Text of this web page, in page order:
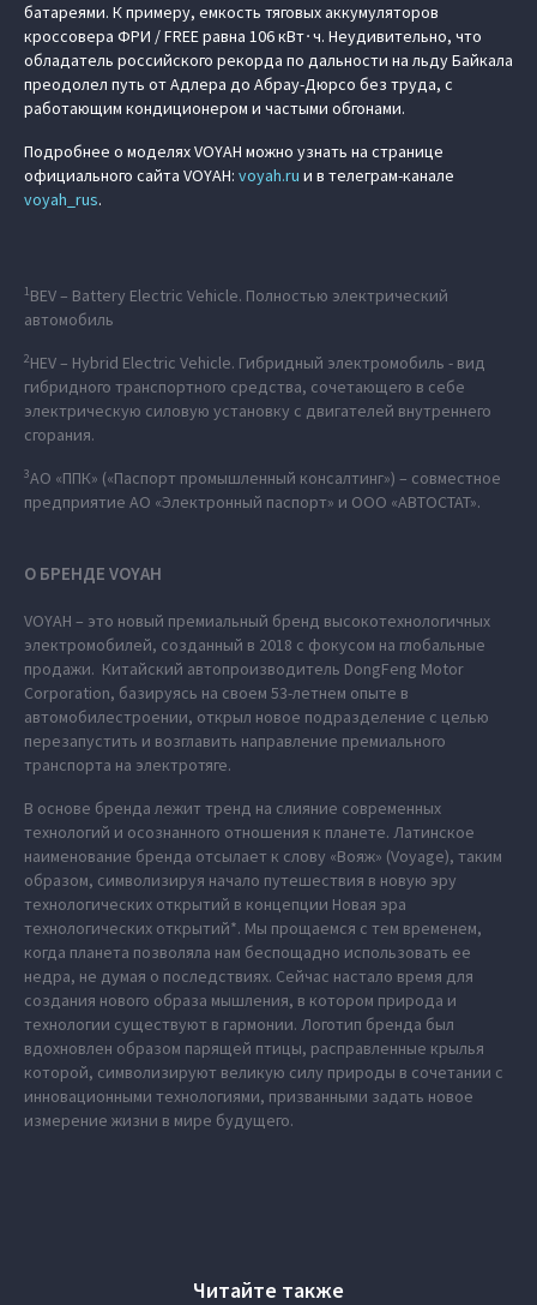
батареями. К примеру, емкость тяговых аккумуляторов
кроссовера ФРИ / FREE равна 106 кВт∙ч. Неудивительно, что
обладатель российского рекорда по дальности на льду Байкала
преодолел путь от Адлера до Абрау-Дюрсо без труда, с
работающим кондиционером и частыми обгонами.
Подробнее о моделях VOYAH можно узнать на странице
официального сайта VOYAH: voyah.ru и в телеграм-канале
voyah_rus.
1BEV – Battery Electric Vehicle. Полностью электрический
автомобиль
2HEV – Hybrid Electric Vehicle. Гибридный электромобиль - вид
гибридного транспортного средства, сочетающего в себе
электрическую силовую установку с двигателей внутреннего
сгорания.
3АО «ППК» («Паспорт промышленный консалтинг») – совместное
предприятие АО «Электронный паспорт» и ООО «АВТОСТАТ».
О БРЕНДЕ VOYAH
VOYAH – это новый премиальный бренд высокотехнологичных
электромобилей, созданный в 2018 с фокусом на глобальные
продажи. Китайский автопроизводитель DongFeng Motor
Corporation, базируясь на своем 53-летнем опыте в
автомобилестроении, открыл новое подразделение с целью
перезапустить и возглавить направление премиального
транспорта на электротяге.
В основе бренда лежит тренд на слияние современных
технологий и осознанного отношения к планете. Латинское
наименование бренда отсылает к слову «Вояж» (Voyage), таким
образом, символизируя начало путешествия в новую эру
технологических открытий в концепции Новая эра
технологических открытий*. Мы прощаемся с тем временем,
когда планета позволяла нам беспощадно использовать ее
недра, не думая о последствиях. Сейчас настало время для
создания нового образа мышления, в котором природа и
технологии существуют в гармонии. Логотип бренда был
вдохновлен образом парящей птицы, расправленные крылья
которой, символизируют великую силу природы в сочетании с
инновационными технологиями, призванными задать новое
измерение жизни в мире будущего.
Читайте также